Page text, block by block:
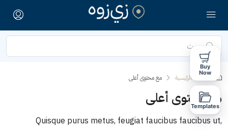
الصفحة الرئيسية مع محتوى أعلى
مع محتوى أعلى
Quisque purus metus, feugiat faucibus faucibus ut,
Buy
Now
Templates